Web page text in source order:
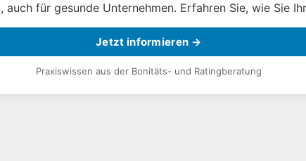
für gesunde Unternehmen. Erfahren Sie, wie Sie
Jetzt informieren →
Praxiswissen aus der Bonitäts- und Ratingberatung